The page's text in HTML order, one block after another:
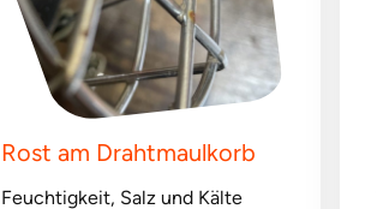
Rost am Drahtmaulkorb
Feuchtigkeit, Salz und Kälte